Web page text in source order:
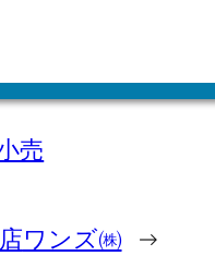
売
ワンズ㈱ →